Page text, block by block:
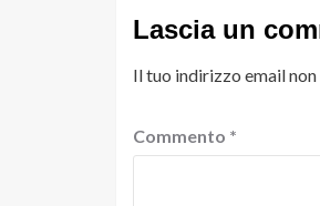
Lascia un
Il tuo indirizzo email
Commento *